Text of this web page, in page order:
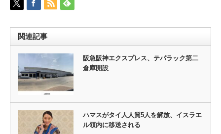
関連記事
阪急阪神エクスプレス、テパラック第二
倉庫開設
ハマスがタイ人人質5人を解放、イスラエ
ル領内に移送される